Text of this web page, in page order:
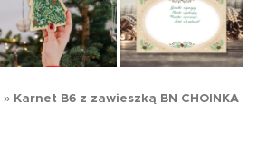
» Karnet B6 z zawieszką BN CHOINKA